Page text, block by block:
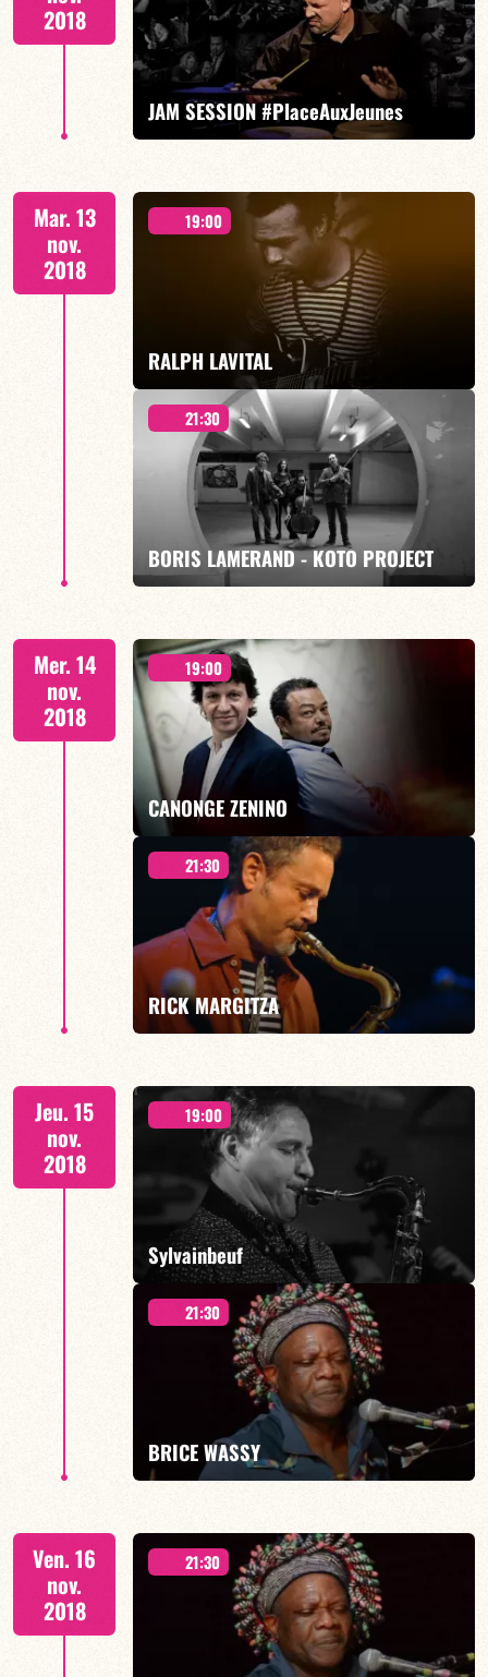
EN SAVOIR PLUS
2018
JAM SESSION #PlaceAuxJeunes
– LATIN JAZZ FRANÇOIS CONSTANTIN invite :
Mar. 13
nov.
2018
19:00
RALPH LAVITAL
RALPH LAVITAL invite IRINA GONZALEZ
21:30
BORIS LAMERAND - KOTO PROJECT
invitent MARION RAMPAL
EN SAVOIR PLUS
Mer. 14
nov.
2018
19:00
CANONGE ZENINO
21:30
RICK MARGITZA
Quartet
EN SAVOIR PLUS
Jeu. 15
nov.
2018
19:00
Sylvainbeuf
21:30
BRICE WASSY
Ven. 16
nov.
2018
21:30